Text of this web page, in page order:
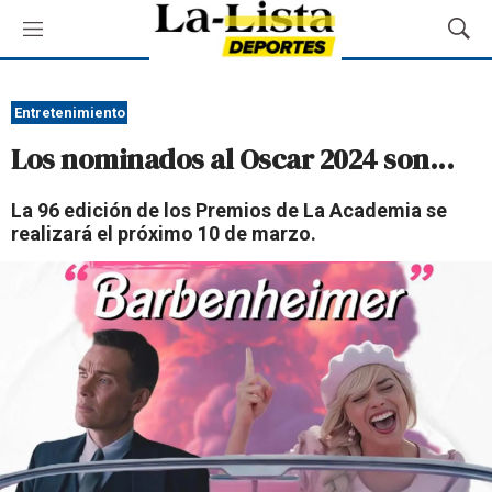
M
e
ú
M
o
Entretenimiento
Los nominados al Oscar 2024 son...
La 96 edición de los Premios de La Academia se
realizará el próximo 10 de marzo.